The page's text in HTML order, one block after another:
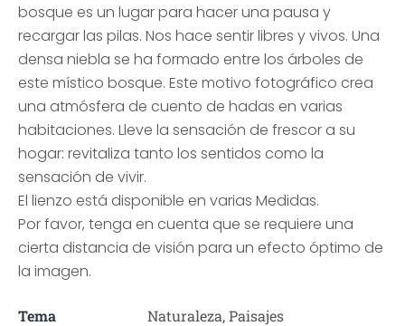
bosque es un lugar para hacer una pausa y
recargar las pilas. Nos hace sentir libres y vivos. Una
densa niebla se ha formado entre los árboles de
este místico bosque. Este motivo fotográfico crea
una atmósfera de cuento de hadas en varias
habitaciones. Lleve la sensación de frescor a su
hogar: revitaliza tanto los sentidos como la
sensación de vivir.
El lienzo está disponible en varias Medidas.
Por favor, tenga en cuenta que se requiere una
cierta distancia de visión para un efecto óptimo de
la imagen.
Tema Naturaleza, Paisajes